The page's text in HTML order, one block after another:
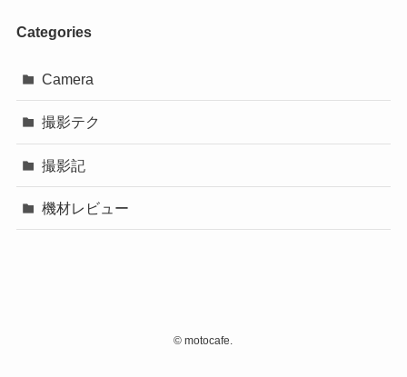
Categories
Camera
撮影テク
撮影記
機材レビュー
© motocafe.